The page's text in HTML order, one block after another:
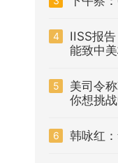
4
IISS报
能致中
5
美司令
你想挑
6 韩咏红